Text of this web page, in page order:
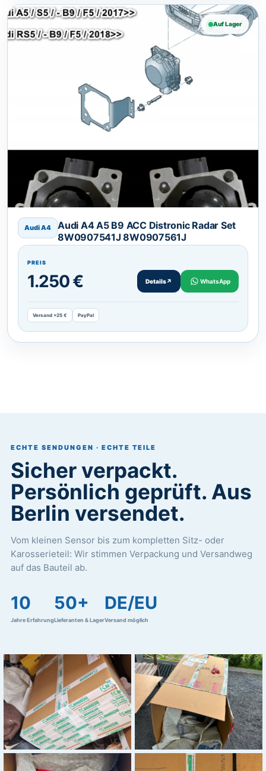
Auf Lager
Audi A4
Audi A4 A5 B9 ACC Distronic Radar Set
8W0907541J 8W0907561J
PREIS
1.250 € Details↗ WhatsApp
Versand +25 € PayPal
ECHTE SENDUNGEN · ECHTE TEILE
Sicher verpackt.
Persönlich geprüft. Aus
Berlin versendet.
Vom kleinen Sensor bis zum kompletten Sitz- oder
Karosserieteil: Wir stimmen Verpackung und Versandweg
auf das Bauteil ab.
10
Jahre Erfahrung
50+
Lieferanten & Lager
DE/EU
Versand möglich